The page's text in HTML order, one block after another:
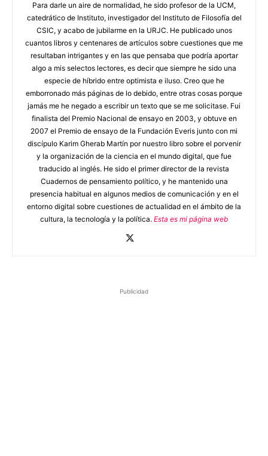
Para darle un aire de normalidad, he sido profesor de la UCM,
catedrático de Instituto, investigador del Instituto de Filosofía del
CSIC, y acabo de jubilarme en la URJC. He publicado unos
cuantos libros y centenares de artículos sobre cuestiones que me
resultaban intrigantes y en las que pensaba que podría aportar
algo a mis selectos lectores, es decir que siempre he sido una
especie de híbrido entre optimista e iluso. Creo que he
emborronado más páginas de lo debido, entre otras cosas porque
jamás me he negado a escribir un texto que se me solicitase. Fui
finalista del Premio Nacional de ensayo en 2003, y obtuve en
2007 el Premio de ensayo de la Fundación Everis junto con mi
discípulo Karim Gherab Martín por nuestro libro sobre el porvenir
y la organización de la ciencia en el mundo digital, que fue
traducido al inglés. He sido el primer director de la revista
Cuadernos de pensamiento político, y he mantenido una
presencia habitual en algunos medios de comunicación y en el
entorno digital sobre cuestiones de actualidad en el ámbito de la
cultura, la tecnología y la política. Esta es mi página web
Publicidad